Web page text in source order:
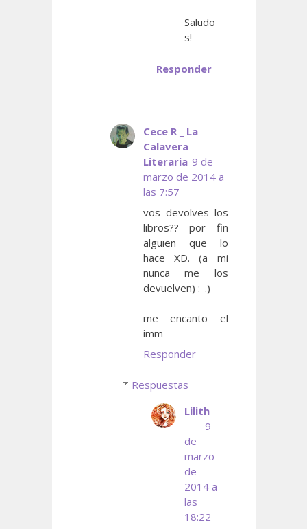
Saludo
s!
Responder
Cece R _ La
Calavera
Literaria 9 de
marzo de 2014 a
las 7:57
vos devolves los
libros?? por fin
alguien que lo
hace XD. (a mi
nunca me los
devuelven) :_.)
me encanto el
imm
Responder
Respuestas
Lilith
9
de
marzo
de
2014 a
las
18:22